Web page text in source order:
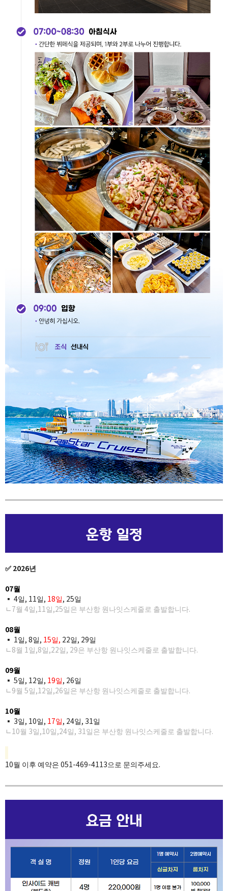
✅ 2026년
07월
▪ 4일, 11일, 18일, 25​일
ㄴ7월 4일,11일,25일은 부산항 원나잇스케줄로 출발합니다.​
08월
▪ 1일, 8일, 15일, 22일, 29일
ㄴ8월 1일,8일,22일, 29은 부산항 원나잇스케줄로 출발합니다.​
09월
▪ 5일, 12일, 19일, 26​일
ㄴ9월 5일,12일,26일은 부산항 원나잇스케줄로 출발합니다.​
10월
▪ 3일, 10일, 17일, 24​일, 31일
ㄴ10월 3일,10일,24일, 31일은 부산항 원나잇스케줄로 출발합니다.​
10월 이후 예약은 051-469-4113으로 문의주세요.